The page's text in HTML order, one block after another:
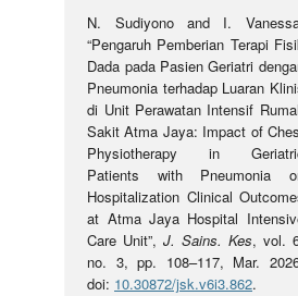
N. Sudiyono and I.
“Pengaruh Pemberian Terapi
Dada pada Pasien Geriatri
Pneumonia terhadap Luaran
di Unit Perawatan Intensif
Sakit Atma Jaya: Impact of
Physiotherapy in
Patients with Pneumonia
Hospitalization Clinical
at Atma Jaya Hospital
Care Unit”,J. Sains. Kes, vol.
no. 3, pp. 108–117, Mar.
doi: 10.30872/jsk.v6i3.862.